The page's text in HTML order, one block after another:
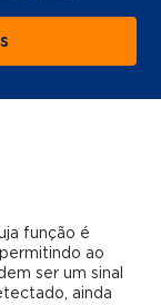
função é
ao
ser um sinal
ainda